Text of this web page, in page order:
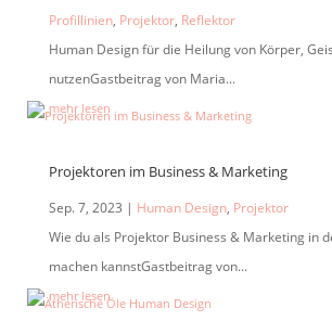
Profillinien, Projektor, Reflektor
Human Design für die Heilung von Körper,
nutzenGastbeitrag von Maria...
mehr lesen
Projektoren im Business & Marketing
Sep. 7, 2023 | Human Design, Projektor
Wie du als Projektor Business & Marketing in
machen kannstGastbeitrag von...
mehr lesen